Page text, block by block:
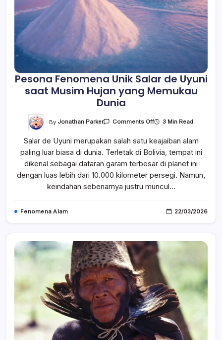
Pesona Fenomena Unik Salar de Uyuni
saat Musim Hujan yang Memukau
Dunia
By Jonathan Parker Comments OffOn
Unik
Salar
De
Uyuni
Saat
Musim
Hujan
Yang
3 Min Read
Salar de Uyuni merupakan salah satu keajaiban alam
paling luar biasa di dunia. Terletak di Bolivia, tempat ini
dikenal sebagai dataran garam terbesar di planet ini
dengan luas lebih dari 10.000 kilometer persegi. Namun,
keindahan sebenarnya justru muncul…
Fenomena Alam 22/03/2026